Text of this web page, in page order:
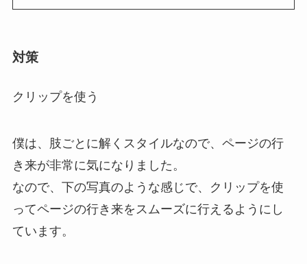
対策
クリップを使う
僕は、肢ごとに解くスタイルなので、ページの行
き来が非常に気になりました。
なので、下の写真のような感じで、クリップを使
ってページの行き来をスムーズに行えるようにし
ています。